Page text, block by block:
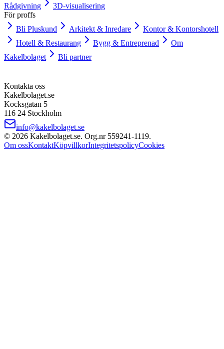
Rådgivning
3D-visualisering
För proffs
Bli Pluskund
Arkitekt & Inredare
Kontor & Kontorshotell
Hotell & Restaurang
Bygg & Entreprenad
Om
Kakelbolaget
Bli partner
Kontakta oss
Kakelbolaget.se
Kocksgatan 5
116 24 Stockholm
info@kakelbolaget.se
© 2026 Kakelbolaget.se. Org.nr 559241‑1119.
Om ossKontaktKöpvillkorIntegritetspolicyCookies